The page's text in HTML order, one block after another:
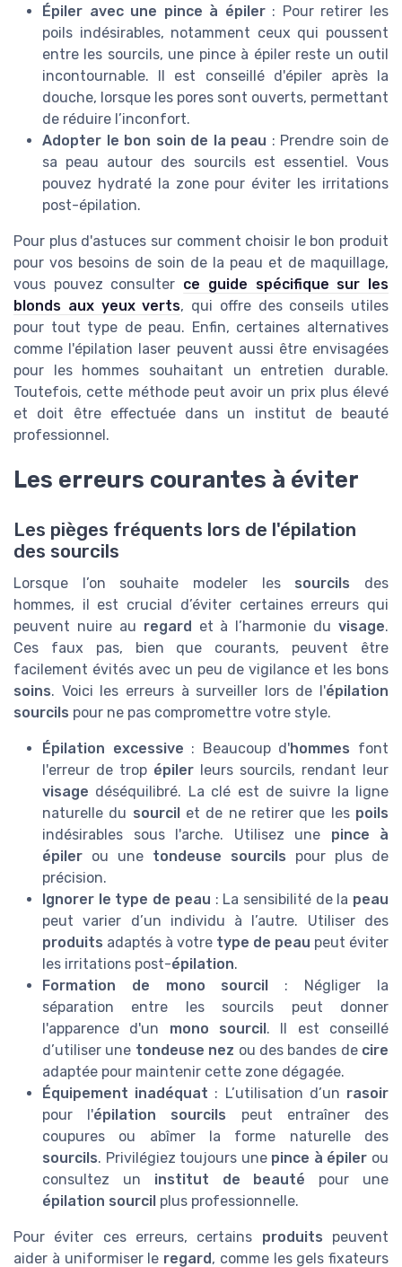
Épiler avec une pince à épiler: Pour retirer les
poils indésirables, notamment ceux qui poussent
entre les sourcils, une pince à épiler reste un outil
incontournable. Il est conseillé d'épiler après la
douche, lorsque les pores sont ouverts, permettant
de réduire l’inconfort.
Adopter le bon soin de la peau : Prendre soin de
sa peau autour des sourcils est essentiel. Vous
pouvez hydraté la zone pour éviter les irritations
post-épilation.
Pour plus d'astuces sur comment choisir le bon produit
pour vos besoins de soin de la peau et de maquillage,
vous pouvez consulter ce guide spécifique sur les
blonds aux yeux verts, qui offre des conseils utiles
pour tout type de peau. Enfin, certaines alternatives
comme l'épilation laser peuvent aussi être envisagées
pour les hommes souhaitant un entretien durable.
Toutefois, cette méthode peut avoir un prix plus élevé
et doit être effectuée dans un institut de beauté
professionnel.
Les erreurs courantes à éviter
Les pièges fréquents lors de l'épilation
des sourcils
Lorsque l’on souhaite modeler les sourcils des
hommes, il est crucial d’éviter certaines erreurs qui
peuvent nuire au regard et à l’harmonie du visage.
Ces faux pas, bien que courants, peuvent être
facilement évités avec un peu de vigilance et les bons
soins. Voici les erreurs à surveiller lors de l'épilation
sourcils pour ne pas compromettre votre style.
Épilation excessive : Beaucoup d'hommes font
l'erreur de trop épiler leurs sourcils, rendant leur
visage déséquilibré. La clé est de suivre la ligne
naturelle du sourcil et de ne retirer que les poils
indésirables sous l'arche. Utilisez une pince à
épiler ou une tondeuse sourcils pour plus de
précision.
Ignorer le type de peau : La sensibilité de la peau
peut varier d’un individu à l’autre. Utiliser des
produits adaptés à votre type de peau peut éviter
les irritations post-épilation.
Formation de mono sourcil
: Négliger la
séparation entre les sourcils peut donner
l'apparence d'un mono sourcil . Il est conseillé
d’utiliser une tondeuse nez ou des bandes de cire
adaptée pour maintenir cette zone dégagée.
Équipement inadéquat : L’utilisation d’un rasoir
pour l'épilation sourcils peut entraîner des
coupures ou abîmer la forme naturelle des
sourcils. Privilégiez toujours une pince à épiler ou
consultez un institut de beauté pour une
épilation sourcil plus professionnelle.
Pour éviter ces erreurs, certains produits peuvent
aider à uniformiser le regard , comme les gels fixateurs